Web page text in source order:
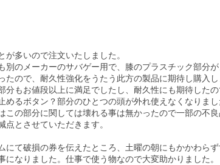
が多いので注文いたしました。
別のメーカーのサバゲー用で、膝のプラスチック部分
たので、耐久性強化をうたう此方の製品に期待し購入し
分もお値段以上に満足でしたし、耐久性にも期待した
めるボタン？部分のひとつの頭が外れ使えなくなりまし
この部分に関しては壊れる事は無かったので一部の不
点とさせていただきます。
にて破損の券を伝えたところ、土曜の朝にもかかわら
になりました。仕事で使う物なので大変助かりました。